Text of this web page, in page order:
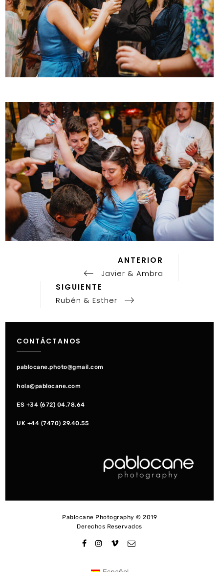
entradas
ANTERIOR
Javier & Ambra
Publicación
Siguiente
SIGUIENTE
Rubén & Esther
CONTÁCTANOS
pablocane.photo@gmail.com
hola@pablocane.com
ES +34 (672) 04.78.64
UK +44 (7470) 29.40.55
Pablocane Photography © 2019
Derechos Reservados